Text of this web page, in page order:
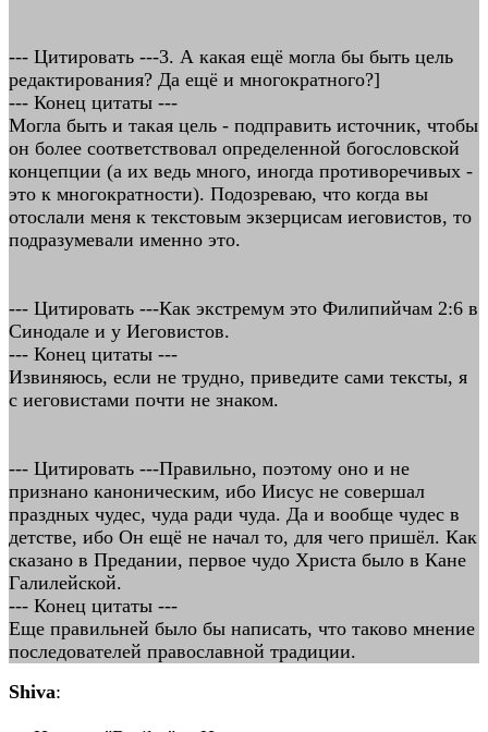
--- Цитировать ---3. А какая ещё могла бы быть цель
редактирования? Да ещё и многократного?]
--- Конец цитаты ---
Могла быть и такая цель - подправить источник, чтобы
он более соответствовал определенной богословской
концепции (а их ведь много, иногда противоречивых -
это к многократности). Подозреваю, что когда вы
отослали меня к текстовым экзерцисам иеговистов, то
подразумевали именно это.
--- Цитировать ---Как экстремум это Филипийчам 2:6 в
Синодале и у Иеговистов.
--- Конец цитаты ---
Извиняюсь, если не трудно, приведите сами тексты, я
с иеговистами почти не знаком.
--- Цитировать ---Правильно, поэтому оно и не
признано каноническим, ибо Иисус не совершал
праздных чудес, чуда ради чуда. Да и вообще чудес в
детстве, ибо Он ещё не начал то, для чего пришёл. Как
сказано в Предании, первое чудо Христа было в Кане
Галилейской.
--- Конец цитаты ---
Еще правильней было бы написать, что таково мнение
последователей православной традиции.
Shiva: